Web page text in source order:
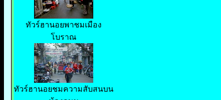
ทัวร์ฮานอยพาชมเมือง
โบราณ
ทัวร์ฮานอยชมความสับสนบน